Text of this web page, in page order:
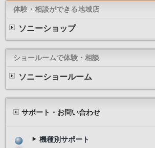
体験・相談ができる地域店
ソニーショップ
ショールームで体験・相談
ソニーショールーム
サポート・お問い合わせ
機種別サポート